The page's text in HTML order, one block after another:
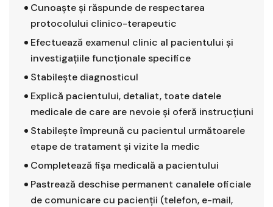
Cunoaşte şi răspunde de respectarea
protocolului clinico-terapeutic
Efectuează examenul clinic al pacientului şi
investigaţiile funcţionale specifice
Stabileşte diagnosticul
Explică pacientului, detaliat, toate datele
medicale de care are nevoie şi oferă instrucţiuni
Stabileşte împreună cu pacientul următoarele
etape de tratament şi vizite la medic
Completează fişa medicală a pacientului
Pastrează deschise permanent canalele oficiale
de comunicare cu pacienţii (telefon, e-mail,